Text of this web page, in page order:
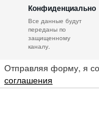
Конфиденциально
Все данные будут
переданы по
защищенному
каналу.
Отправляя форму, я
соглашения